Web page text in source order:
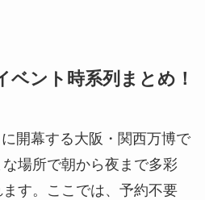
ベント時系列まとめ！
開幕する大阪・関西万博で
場所で朝から夜まで多彩
す。ここでは、予約不要